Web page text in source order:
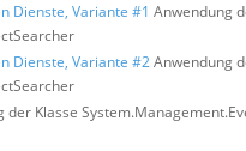
Dienste, Variante #1 Anwendung
Dienste, Variante #2Anwendung
der Klasse